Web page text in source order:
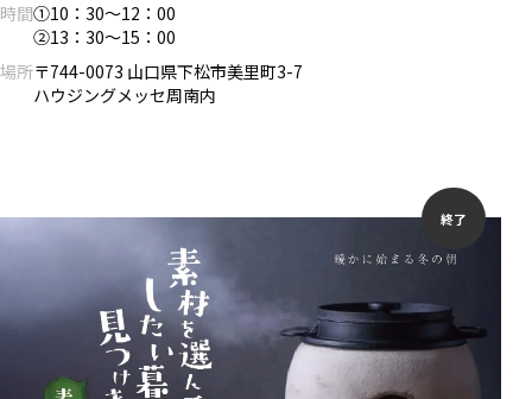
時間①10：30～12：00
②13：30～15：00
場所〒744-0073 山口県下松市美里町3-7
ハウジングメッセ周南内
終了